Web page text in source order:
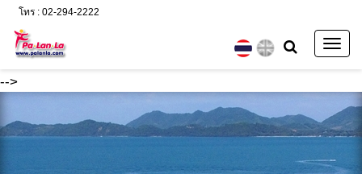
-->
โทร : 02-294-2222